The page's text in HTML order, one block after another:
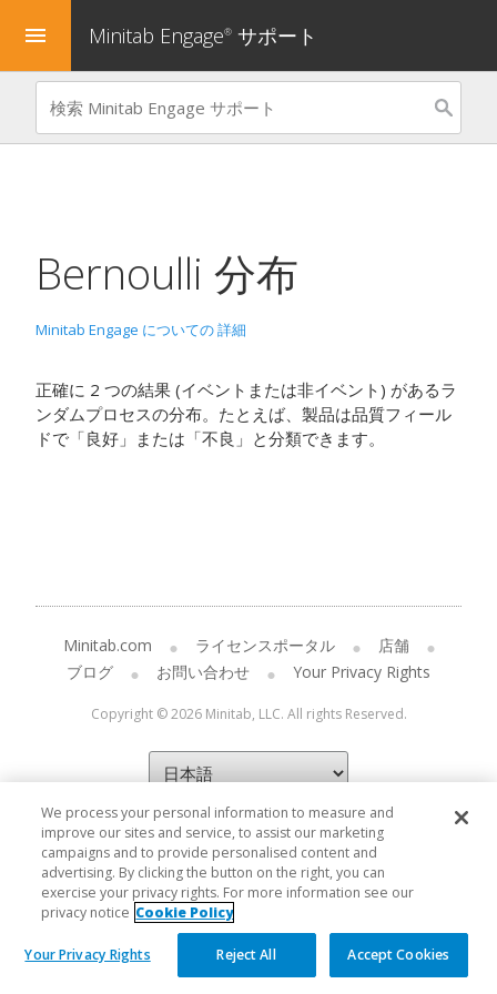
menu Minitab Engage® サポート
Bernoulli 分布
Minitab Engage についての 詳細
正確に 2 つの結果 (イベントまたは非イベント) があるラ
ンダムプロセスの分布。たとえば、製品は品質フィール
ドで「良好」または「不良」と分類できます。
Minitab.com ライセンスポータル
店舗
ブログ
お問い合わせ Your Privacy Rights
Copyright © 2026 Minitab, LLC. All rights Reserved.
We process your personal information to measure and
improve our sites and service, to assist our marketing
campaigns and to provide personalised content and
advertising. By clicking the button on the right, you can
exercise your privacy rights. For more information see our
privacy notice Cookie Policy
Your Privacy Rights Reject All Accept Cookies